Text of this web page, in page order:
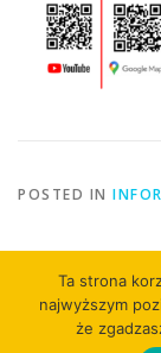
POSTED IN
Ta strona
najwyższym
że